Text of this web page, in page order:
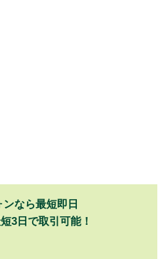
ンなら最短即日
3日で取引可能！